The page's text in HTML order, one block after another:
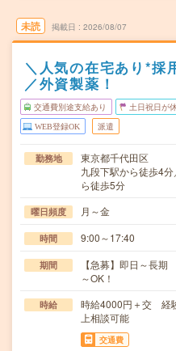
未読 掲載日 2026/08/07
＼人気の在宅あり*採
／外資製薬！
交通費別途支給あり 土日祝日が
WEB登録OK 派遣
勤務地
東京都千代田区
九段下駅から徒歩4
ら徒歩5分
曜日頻度 月～金
時間 9:00～17:40
期間
【急募】即日～長
～OK！
時給
時給4000円＋交 経
上相談可能
交通費